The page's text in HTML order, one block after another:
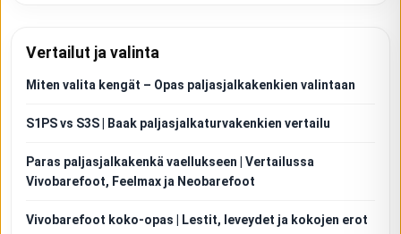
Vertailut ja valinta
Miten valita kengät – Opas paljasjalkakenkien valintaan
S1PS vs S3S | Baak paljasjalkaturvakenkien vertailu
Paras paljasjalkakenkä vaellukseen | Vertailussa
Vivobarefoot, Feelmax ja Neobarefoot
Vivobarefoot koko-opas | Lestit, leveydet ja kokojen erot